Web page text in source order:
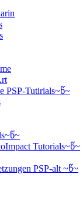
PSP-Tutirials~წ~
Tutorials~წ~
PSP-alt ~წ~